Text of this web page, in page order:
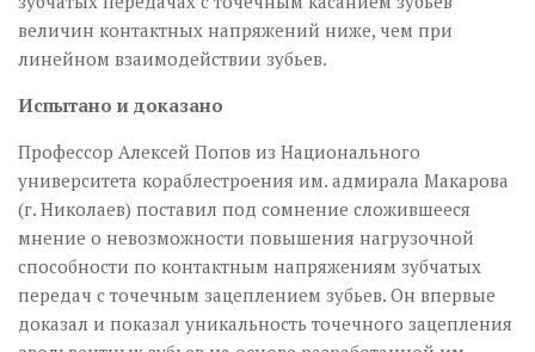
величин контактных напряжений ниже, чем при
линейном взаимодействии зубьев.
Испытано и доказано
Профессор Алексей Попов из Национального
университета кораблестроения им. адмирала Макарова
(г. Николаев) поставил под сомнение сложившееся
мнение о невозможности повышения нагрузочной
способности по контактным напряжениям зубчатых
передач с точечным зацеплением зубьев. Он впервые
доказал и показал уникальность точечного зацепления